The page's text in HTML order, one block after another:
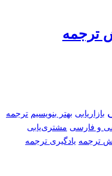
ترجمه
بازاریابی بهتر بنویسیم ترجمه
و فارسی مشتری‌یابی
ترجمه یادگیری ترجمه